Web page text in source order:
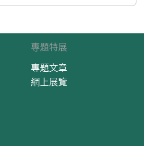
專題特展
專題文章
網上展覽